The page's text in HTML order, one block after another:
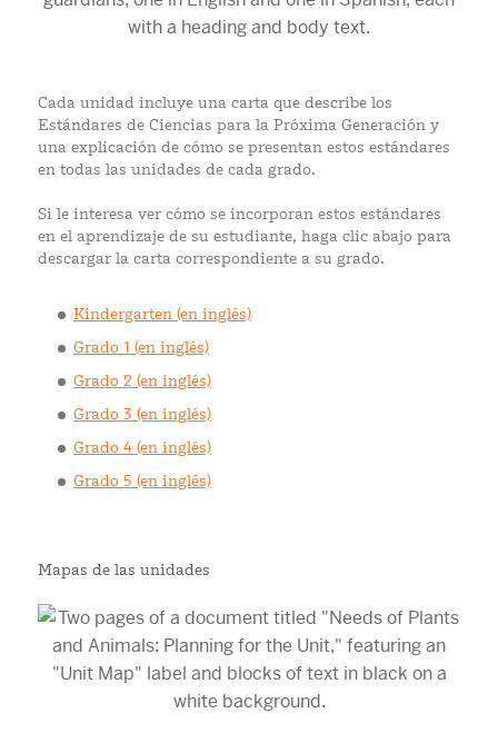
Cada unidad incluye una carta que describe los
Estándares de Ciencias para la Próxima Generación y
una explicación de cómo se presentan estos estándares
en todas las unidades de cada grado.
Si le interesa ver cómo se incorporan estos estándares
en el aprendizaje de su estudiante, haga clic abajo para
descargar la carta correspondiente a su grado.
Kindergarten (en inglés)
Grado 1 (en inglés)
Grado 2 (en inglés)
Grado 3 (en inglés)
Grado 4 (en inglés)
Grado 5 (en inglés)
Mapas de las unidades